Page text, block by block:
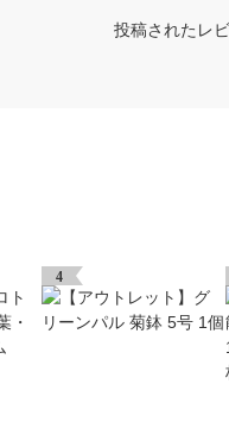
投稿されたレ
4